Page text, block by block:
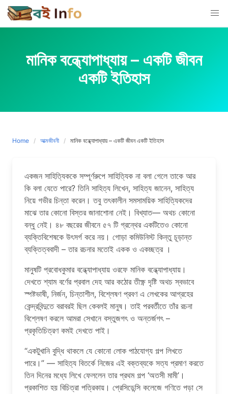
Skip
to
content
মানিক বন্ধ্যোপাধ্যায় – একটি জীবন
একটি ইতিহাস
Home আত্মজীবনী মানিক বন্ধ্যোপাধ্যায় – একটি জীবন একটি ইতিহাস
একজন সাহিত্যিককে সম্পূর্ণরুপে সাহিত্যিক না বলা গেলে তাকে আর
কি বলা যেতে পারে? তিনি সাহিত্য লিখেন, সাহিত্য জানেন, সাহিত্য
নিয়ে গভীর চিন্তা করেন। তবু তৎকালীন সমসাময়িক সাহিত্যিকদের
মাঝে তার কোনো বিস্তর জানাশোনা নেই। বিখ্যাত— অথচ কোনো
বন্ধু নেই। ৪৮ বছরের জীবনে ৫৭ টি গ্রন্থের একটিতেও কোনো
ব্যক্তিবিশেষকে উৎসর্গ করে নয়। গোড়া কমিউনিস্ট কিন্তু চূড়ান্ত
ব্যক্তিত্ববাদী – তার রচনার মতোই একক ও একচ্ছত্র ।
মানুষটি প্রবোধকুমার বন্ধ্যোপাধ্যায় ওরফে মানিক বন্ধ্যোপাধ্যায়।
দেখতে শ্যাম বর্ণের প্রবাল দেহ আর কঠোর তীক্ষ্ণ দৃষ্টি অথচ স্বভাবে
স্পষ্টভাষী, নির্জন, চিন্তাশীল, বিশ্লেষণ প্রবণ এ লেখকের আগ্রহের
কেন্দ্রবিন্দুতে বরাবরই ছিল কেবলই মানুষ। তাই পরবর্তীতে তাঁর রচনা
বিশ্লেষণ করলে আমরা সেখানে বস্তুজগৎ ও অন্তর্জগৎ –
প্রকৃতিচিত্রণ কমই দেখতে পাই।
“একটুখানি বুদ্ধি থাকলে যে কোনো লোক পাঠযোগ্য গল্প লিখতে
পারে।” — সাহিত্য বিতর্কে নিজের এই বক্তব্যকে সত্য প্রমাণ করতে
তিন দিনের মধ্যে লিখে ফেললেন তার প্রথম গল্প ‘অতসী মামী’।
প্রকাশিত হয় বিচিত্রা পত্রিকায়। প্রেসিডেন্সি কলেজে গণিতে পড়া সে